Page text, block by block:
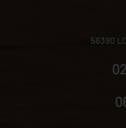
56390